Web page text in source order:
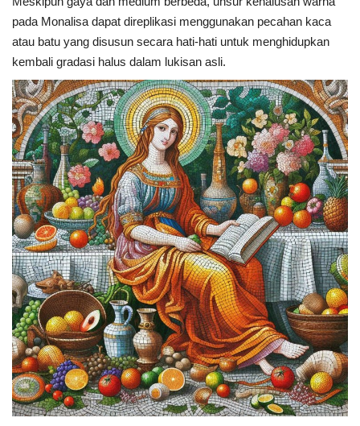
pada Monalisa dapat direplikasi menggunakan pecahan kaca
atau batu yang disusun secara hati-hati untuk menghidupkan
kembali gradasi halus dalam lukisan asli.